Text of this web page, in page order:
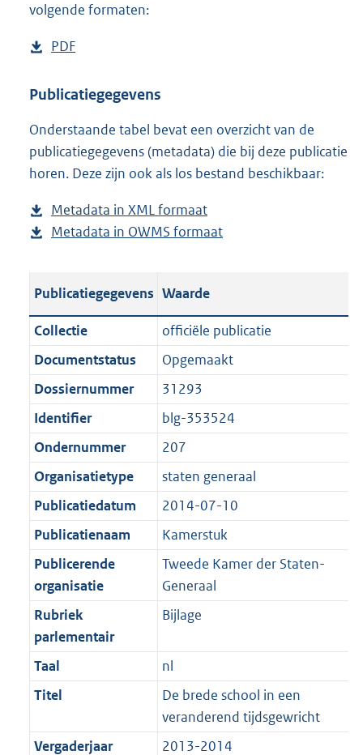
volgende formaten:
D
w
l
o
a
p
u
l
c
t
i
e
n
f
o
r
m
a
a
t
PDF
s
a
n
d
g
r
o
t
:
9
4
K
b
Publicatiegegevens
Onderstaande tabel bevat een overzicht van de
publicatiegegevens (metadata) die bij deze publicatie
horen. Deze zijn ook als los bestand beschikbaar:
Metadata in XML formaat
e
a
n
d
s
r
o
t
t
e
:
1
K
b
Metadata in OWMS formaat
a
n
d
g
r
o
t
t
e
:
K
Publicatiegegevens Waarde
Collectie
officiële publicatie
Documentstatus
Opgemaakt
Dossiernummer
31293
Identifier
blg-353524
Ondernummer
207
Organisatietype
staten generaal
Publicatiedatum
2014-07-10
Publicatienaam
Kamerstuk
Publicerende
organisatie
Tweede Kamer der Staten-
Generaal
Rubriek
parlementair
Bijlage
Taal
nl
Titel
De brede school in een
veranderend tijdsgewricht
Vergaderjaar
2013-2014